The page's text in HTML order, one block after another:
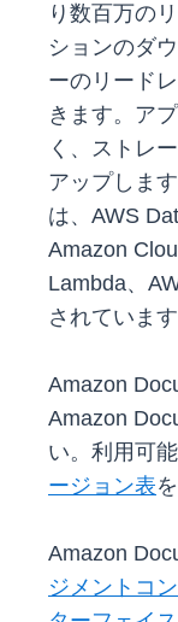
り数百万の
ションのダ
ーのリード
きます。ア
く、ストレ
アップしま
は、AWS
Amazon
Lambda、
されています
Amazon
Amazon
い。利用可
ージョン表
Amazon
ジメントコ